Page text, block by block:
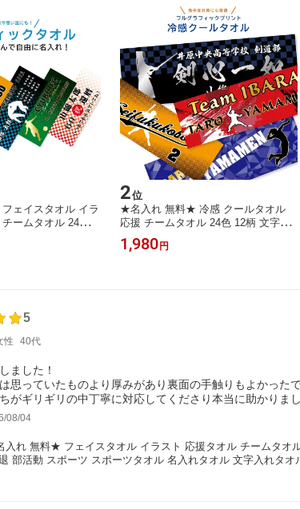
ェイスタオル イラ
ームタオル 24色 1
種類 文字入れ 推し
卒団記念 引退 部
2位
★名入れ 無料★ 冷感 クールタオル
応援 チームタオル 24色 12柄 文字入
れ 応援 推し活 記念品 卒業記念 卒団
記念 引退 部活動 スポーツ 野球 サッ
1,980円
5
性 40代
ました！
思っていたものより厚みがあり裏面の手触りもよかったで
がギリギリの中丁寧に対応してくださり本当に助かりま
08/04
入れ 無料★ フェイスタオル イラスト 応援タオル チームタオ
部活動 スポーツ スポーツタオル 名入れタオル 文字入れタオ